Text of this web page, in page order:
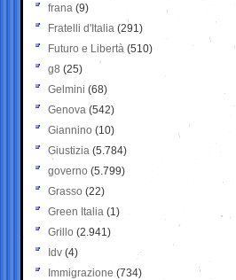
frana (9)
Fratelli d'Italia (291)
Futuro e Libertà (510)
g8 (25)
Gelmini (68)
Genova (542)
Giannino (10)
Giustizia (5.784)
governo (5.799)
Grasso (22)
Green Italia (1)
Grillo (2.941)
Idv (4)
Immigrazione (734)